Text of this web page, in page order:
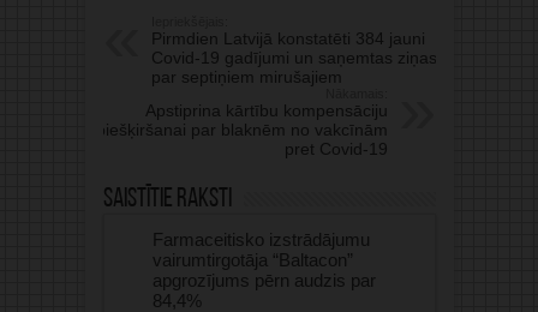
Pirmdien Latvijā konstatēti 384 jauni
Covid-19 gadījumi un saņemtas ziņas
par septiņiem mirušajiem
Apstiprina kārtību kompensāciju
piešķiršanai par blaknēm no vakcīnām
pret Covid-19
Saistītie raksti
Farmaceitisko izstrādājumu
vairumtirgotāja “Baltacon”
apgrozījums pērn audzis par
84,4%